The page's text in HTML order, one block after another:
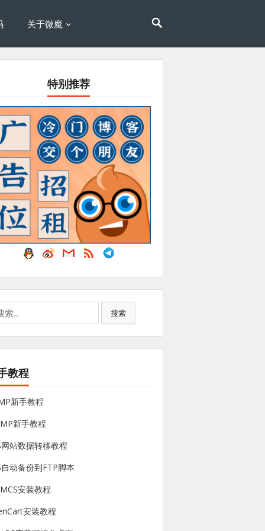
关于微魔
特别推荐
搜索
教程
新手教程
新手教程
网站数据转移教程
自动备份到FTP脚本
安装教程
安装教程